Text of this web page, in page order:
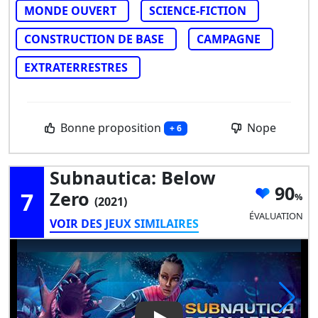
MONDE OUVERT
SCIENCE-FICTION
CONSTRUCTION DE BASE
CAMPAGNE
EXTRATERRESTRES
Bonne proposition + 6 Nope
7
Subnautica: Below
Zero (2021)
VOIR DES JEUX SIMILAIRES
90
ÉVALUATION